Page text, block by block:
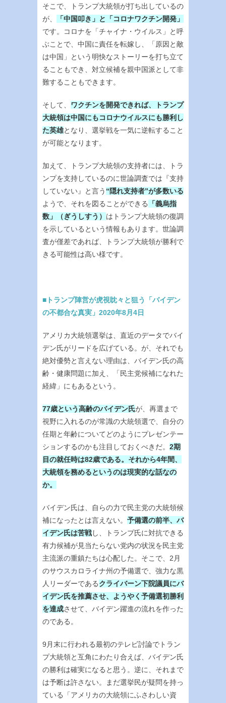
そこで、トランプ大統領が打ち出しているの
が、
「中国叩き」と「コロナワクチン開発」
です。コロナを「チャイナ・ウイルス」と呼
ぶことで、中国に責任を転嫁し、「原因と敵
は中国」という明快なストーリーを打ち立て
ることもでき、対立候補を親中国派として非
難することもできます。
そして、
ワクチンを開発できれば、トランプ
大統領は中国にもコロナウイルスにも勝利し
た英雄となり、選挙戦を一気に逆転すること
が可能となります。
加えて、トランプ大統領の支持者には、トラ
ンプを支持しているのに世論調査では『支持
していない』と言う “隠れ支持者”が多数いる
ようで、それを図ることができる
「義烏指
数」（ぎうしすう） はトランプ大統領の復調
を示しているという情報もあります。世論調
査が僅差であれば、トランプ大統領が勝利で
きる可能性は高い様です。
■トランプ陣営が虎視眈々と狙う「バイデン
の不都合な真実」2020年8月4日
アメリカ大統領選挙は、直近のデータでバイ
デン氏がリードを広げている。が、それでも
絶対優勢と言えない理由は、バイデン氏の高
齢・健康問題に加え、「民主党候補になれた
経緯」にもあるという。
77歳という高齢のバイデン氏が、再選まで
視野に入れるのが常識の大統領選で、自分の
任期と年齢についてどのようにプレゼンテー
ションするのかも注目しておくべきだ。 2期
目の就任時は82歳である。それから4年間、
大統領を務めるというのは現実的な話なの
か。
バイデン氏は、自らの力で民主党の大統領候
補になったとは言えない。 予備選の前半、バ
イデン氏は苦戦し、トランプ氏に対抗できる
有力候補が見当たらない党内の状況を民主党
主流派の重鎮たちは心配した。そこで、2月
のサウスカロライナ州の予備選で、強力な黒
人リーダーであるクライバーン下院議員にバ
イデン氏を推薦させ、ようやく予備選初勝利
を達成させて、バイデン躍進の流れを作った
のである。
9月末に行われる最初のテレビ討論でトラン
プ大統領と互角にわたり合えば、バイデン氏
の勝利は確実になると思う。逆に、それまで
は予断は許さない。まだ選挙民が疑問を持っ
ている「アメリカの大統領にふさわしい資